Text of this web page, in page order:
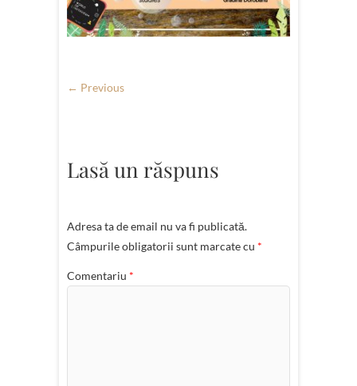
← Previous
Lasă un răspuns
Adresa ta de email nu va fi publicată.
Câmpurile obligatorii sunt marcate cu *
Comentariu *